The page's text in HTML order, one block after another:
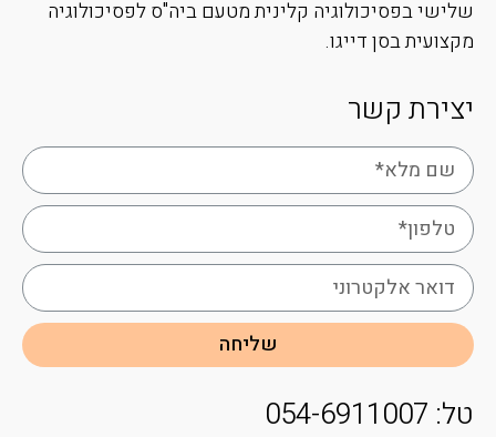
שלישי בפסיכולוגיה קלינית מטעם ביה"ס לפסיכולוגיה
מקצועית בסן דייגו.
יצירת קשר
שליחה
טל: 054-6911007